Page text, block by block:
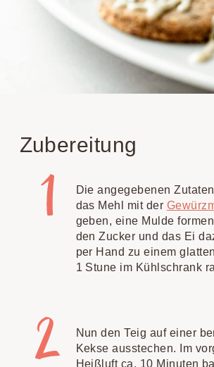
Zubereitung
Die angegebenen
das Mehl mit der
geben, eine Mulde
den Zucker und das Ei
per Hand zu einem
1 Stune im Kühlschrank
Nun den Teig auf einer
Kekse ausstechen. Im
Heißluft ca. 10 Minuten